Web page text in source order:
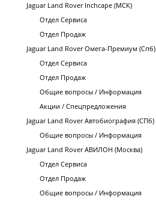
Jaguar Land Rover Inchcape (МСК)
Отдел Сервиса
Отдел Продаж
Jaguar Land Rover Омега-Премиум (Спб)
Отдел Сервиса
Отдел Продаж
Общие вопросы / Информация
Акции / Спецпредложения
Jaguar Land Rover Автобиография (СПб)
Общие вопросы / Информация
Jaguar Land Rover АВИЛОН (Москва)
Отдел Сервиса
Отдел Продаж
Общие вопросы / Информация